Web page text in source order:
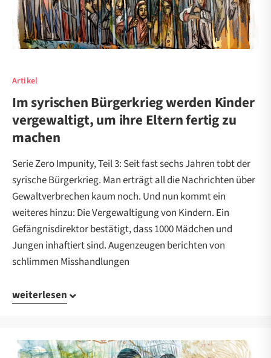
Artikel
Im syrischen Bürgerkrieg werden Kinder
vergewaltigt, um ihre Eltern fertig zu
machen
Serie Zero Impunity, Teil 3: Seit fast sechs Jahren tobt der
syrische Bürgerkrieg. Man erträgt all die Nachrichten über
Gewaltverbrechen kaum noch. Und nun kommt ein
weiteres hinzu: Die Vergewaltigung von Kindern. Ein
Gefängnisdirektor bestätigt, dass 1000 Mädchen und
Jungen inhaftiert sind. Augenzeugen berichten von
schlimmen Misshandlungen
weiterlesen